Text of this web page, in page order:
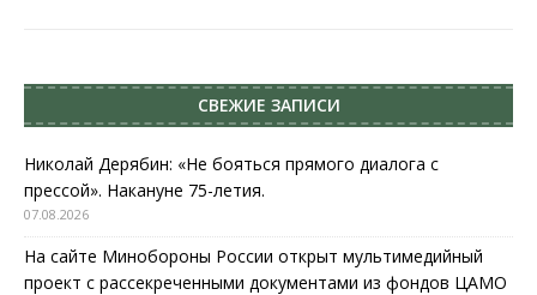
СВЕЖИЕ ЗАПИСИ
Николай Дерябин: «Не бояться прямого диалога с
прессой». Накануне 75-летия.
07.08.2026
На сайте Минобороны России открыт мультимедийный
проект с рассекреченными документами из фондов ЦАМО